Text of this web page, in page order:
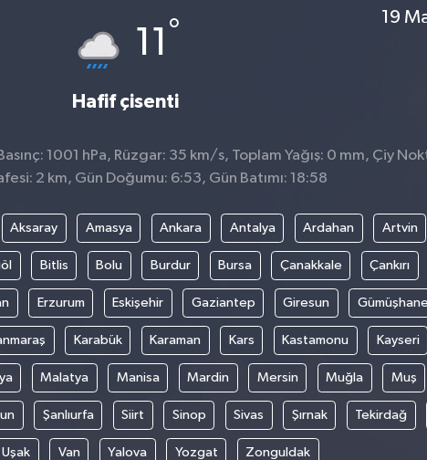
11 °
Hafif çisenti
19
1001 hPa, Rüzgar: 35 km/s, Toplam Yağış: 0 mm, Çiy
2 km, Gün Doğumu: 6:53, Gün Batımı: 18:58
Aksaray Amasya Ankara Antalya Ardahan Artvin
Bitlis Bolu Burdur Bursa Çanakkale Çankırı
Erzurum Eskişehir Gaziantep Giresun Gümüşhane
Karabük Karaman Kars Kastamonu Kayseri
Malatya Manisa Mardin Mersin Muğla Muş
Şanlıurfa Siirt Sinop Sivas Şırnak Tekirdağ
Uşak Van Yalova Yozgat Zonguldak